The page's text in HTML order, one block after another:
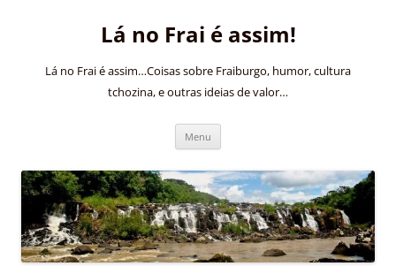
Lá no Frai é assim!
Lá no Frai é assim…Coisas sobre Fraiburgo, humor, cultura
tchozina, e outras ideias de valor…
Menu